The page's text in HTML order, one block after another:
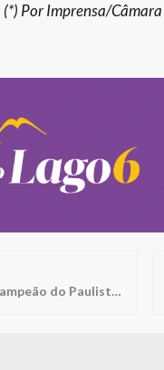
(*) Por Imprensa/Câmara
CAP arranca empate e é campeão do Paulistão A4 Rivalo